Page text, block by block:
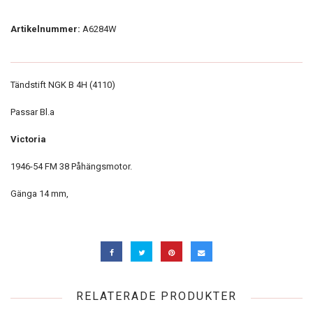
Artikelnummer: A6284W
Tändstift NGK B 4H (4110)
Passar Bl.a
Victoria
1946-54 FM 38 Påhängsmotor.
Gänga 14 mm,
RELATERADE PRODUKTER